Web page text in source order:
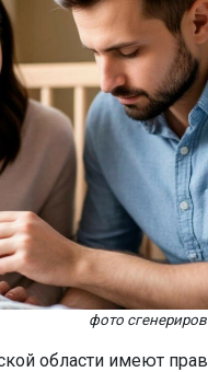
фото
области имеют